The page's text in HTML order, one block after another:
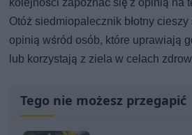
Otóż siedmiopalecznik błotny
opinią wśród osób, które uprawiają
lub korzystają z ziela w celach
Tego nie możesz przegapić